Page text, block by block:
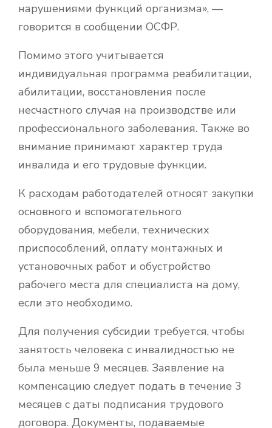
нарушениями функций организма», —
говорится в сообщении ОСФР.
Помимо этого учитывается
индивидуальная программа реабилитации,
абилитации, восстановления после
несчастного случая на производстве или
профессионального заболевания. Также во
внимание принимают характер труда
инвалида и его трудовые функции.
К расходам работодателей относят закупки
основного и вспомогательного
оборудования, мебели, технических
приспособлений, оплату монтажных и
установочных работ и обустройство
рабочего места для специалиста на дому,
если это необходимо.
Для получения субсидии требуется, чтобы
занятость человека с инвалидностью не
была меньше 9 месяцев. Заявление на
компенсацию следует подать в течение 3
месяцев с даты подписания трудового
договора. Документы, подаваемые